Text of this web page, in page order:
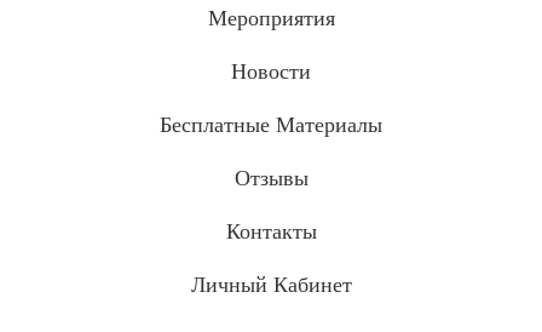
Мероприятия
Новости
Бесплатные Материалы
Отзывы
Контакты
Личный Кабинет